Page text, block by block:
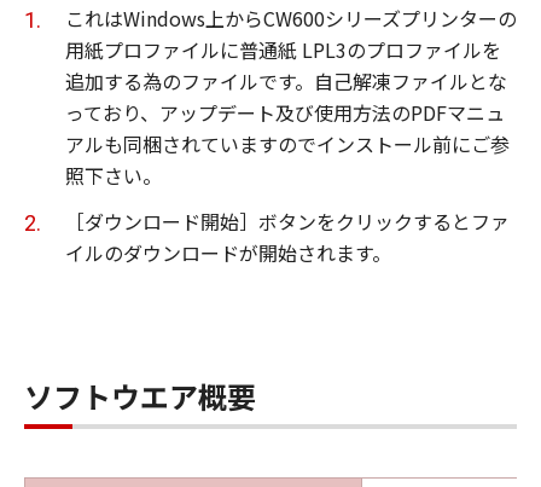
ます。
第2条（知的財産権および所有権）
甲およびCanon Production Printing
Netherlands B.V.は、オリジナル若しくはコピ
ーの形態又は媒体に拘わらず、本ソフトウエ
ア商品を記録する媒体、およびその後に作成
甲およびCanon Production Printing
Netherlands B.V.は、乙に対し本ソフトウエア
これはWindows上からCW600シリーズプリンターの
用紙プロファイルに普通紙 LPL3のプロファイルを
追加する為のファイルです。自己解凍ファイルとな
っており、アップデート及び使用方法のPDFマニュ
アルも同梱されていますのでインストール前にご参
照下さい。
［ダウンロード開始］ボタンをクリックするとファ
イルのダウンロードが開始されます。
ソフトウエア概要